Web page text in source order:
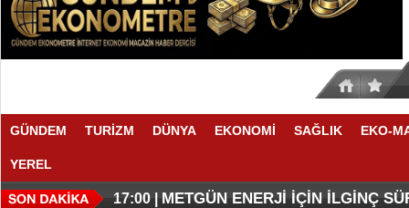
GÜNDEM TURİZM DÜNYA EKONOMİ SAĞLIK EKO-
YEREL
17:11 |O ANLAŞMADA NELER VAR
17:08 |O TAHMİNDE YÜKSELME VAR
17:00 | METGÜN ENERJİ İÇİN İLGİNÇ